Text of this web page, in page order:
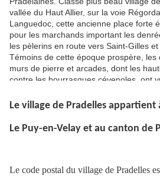
Le village de Pradelles
Le Puy-en-Velay et au canton de
Le code postal du village de Pradelles